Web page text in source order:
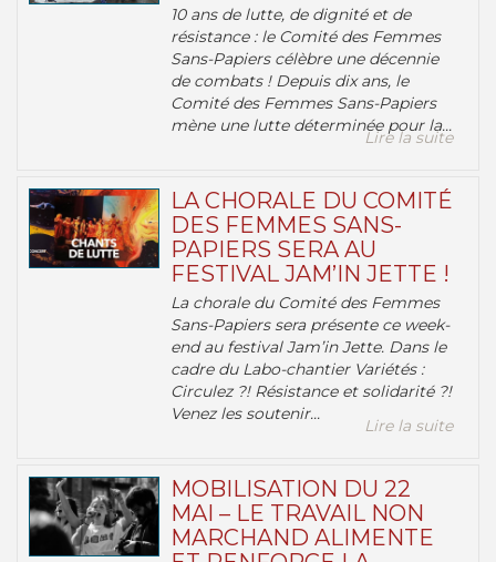
10 ans de lutte, de dignité et de
résistance : le Comité des Femmes
Sans-Papiers célèbre une décennie
de combats ! Depuis dix ans, le
Comité des Femmes Sans-Papiers
mène une lutte déterminée pour la...
Lire la suite
LA CHORALE DU COMITÉ
DES FEMMES SANS-
PAPIERS SERA AU
FESTIVAL JAM’IN JETTE !
La chorale du Comité des Femmes
Sans-Papiers sera présente ce week-
end au festival Jam’in Jette. Dans le
cadre du Labo-chantier Variétés :
Circulez ?! Résistance et solidarité ?!
Venez les soutenir...
Lire la suite
MOBILISATION DU 22
MAI – LE TRAVAIL NON
MARCHAND ALIMENTE